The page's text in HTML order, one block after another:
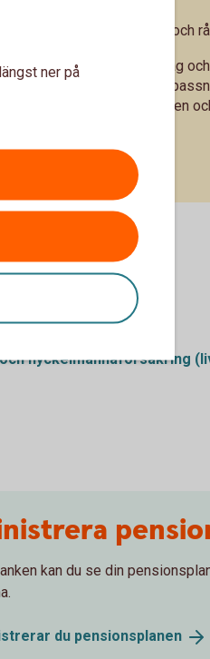
med personlig service och
rådgivning för ditt företag
uppföljning och
i internetbanken
nyckelmannaförsäkring
kan du se din
du pensionsplanen
ner på